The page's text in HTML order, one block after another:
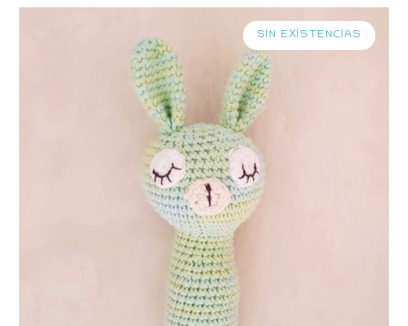
SIN EXISTENCIAS